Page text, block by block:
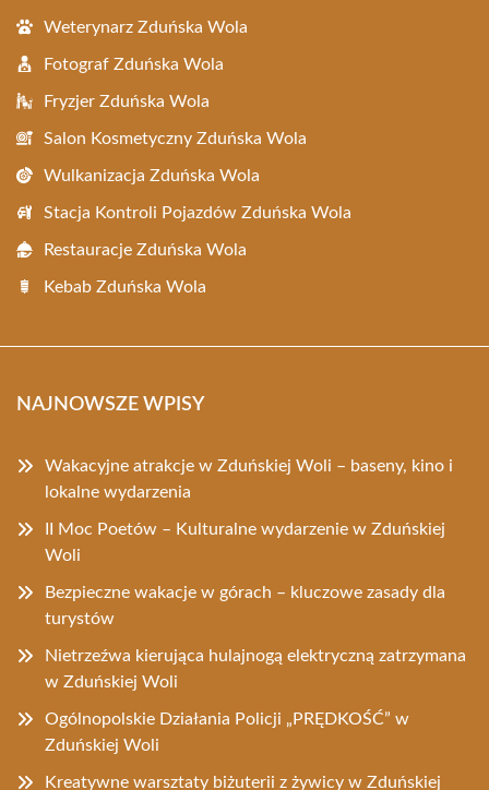
Weterynarz Zduńska Wola
Fotograf Zduńska Wola
Fryzjer Zduńska Wola
Salon Kosmetyczny Zduńska Wola
Wulkanizacja Zduńska Wola
Stacja Kontroli Pojazdów Zduńska Wola
Restauracje Zduńska Wola
Kebab Zduńska Wola
NAJNOWSZE WPISY
Wakacyjne atrakcje w Zduńskiej Woli – baseny, kino i
lokalne wydarzenia
II Moc Poetów – Kulturalne wydarzenie w Zduńskiej
Woli
Bezpieczne wakacje w górach – kluczowe zasady dla
turystów
Nietrzeźwa kierująca hulajnogą elektryczną zatrzymana
w Zduńskiej Woli
Ogólnopolskie Działania Policji „PRĘDKOŚĆ” w
Zduńskiej Woli
Kreatywne warsztaty biżuterii z żywicy w Zduńskiej